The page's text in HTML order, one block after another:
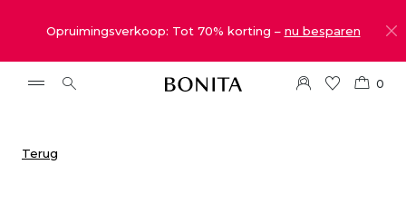
Opruimingsverkoop: Tot 70% korting – nu besparen
0
Terug